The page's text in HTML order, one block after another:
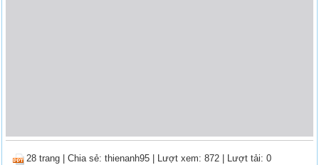
28 trang |Chia sẻ:thienanh95 | Lượt xem: 872 | Lượt tải: 0